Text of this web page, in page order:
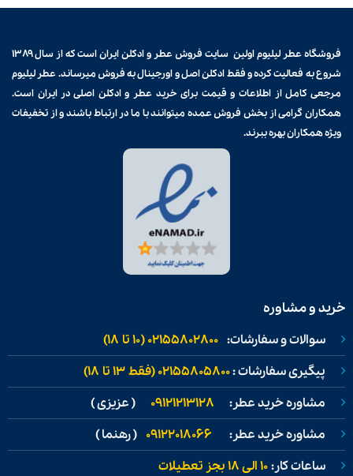
فروشگاه عطر لیلیوم اولین سایت فروشعطر و ادکلن
ایران است که از سال ۱۳۸۹
شروع به فعالیت کرده و فقط ادکلن اصل و اورجینال به فروش میرساند. عطر لیلیوم
مرجعی کامل از اطلاعات و قیمت برایخرید عطر و ادکلن اصلی در ایران است.
همکاران گرامی از بخش فروش عمده میتوانند با ما در ارتباط باشند و از تخفیفات
ویژه همکاران بهره ببرند.
خرید و مشاوره
سوالات و سفارشات: 02155802800 (۱۰ تا ۱۸)
پیگیری سفارشات :02155805800 (فقط ۱۳ تا ۱۸)
مشاوره خرید عطر: 09121213128 ( عزیزی )
مشاوره خرید عطر: 09122018066 ( رهنما )
ساعات کار:۱۰ الی ۱۸ بجز تعطیلات